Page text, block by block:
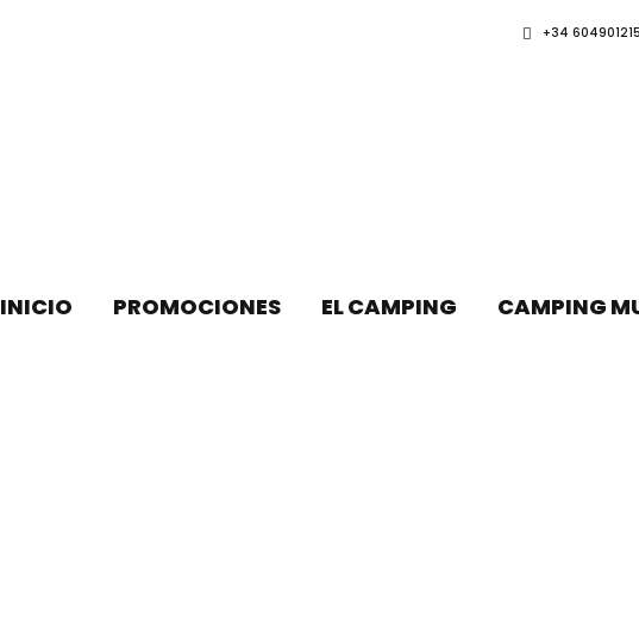
+34 604901215
INICIO PROMOCIONES EL CAMPING CAMPING